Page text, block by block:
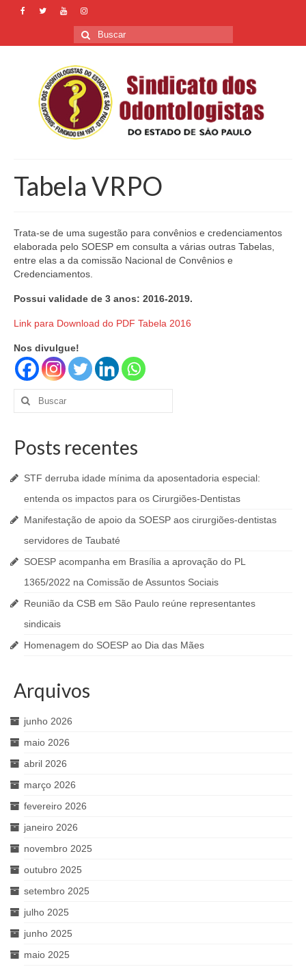
Buscar
por:
Tabela VRPO
Trata-se de uma sugestão para convênios e credenciamentos
elaborada pelo SOESP em consulta a várias outras Tabelas,
entre elas a da comissão Nacional de Convênios e
Credenciamentos.
Possui validade de 3 anos: 2016-2019.
Link para Download do PDF Tabela 2016
Nos divulgue!
Buscar
por:
Posts recentes
STF derruba idade mínima da aposentadoria especial:
entenda os impactos para os Cirurgiões-Dentistas
Manifestação de apoio da SOESP aos cirurgiões-dentistas
servidores de Taubaté
SOESP acompanha em Brasília a aprovação do PL
1365/2022 na Comissão de Assuntos Sociais
Reunião da CSB em São Paulo reúne representantes
sindicais
Homenagem do SOESP ao Dia das Mães
Arquivos
junho 2026
maio 2026
abril 2026
março 2026
fevereiro 2026
janeiro 2026
novembro 2025
outubro 2025
setembro 2025
julho 2025
junho 2025
maio 2025